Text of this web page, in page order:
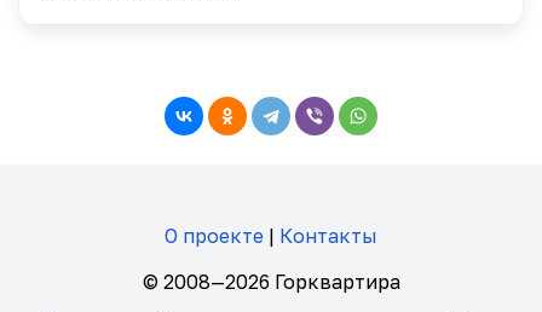
О проекте | Контакты
© 2008—2026 Горквартира